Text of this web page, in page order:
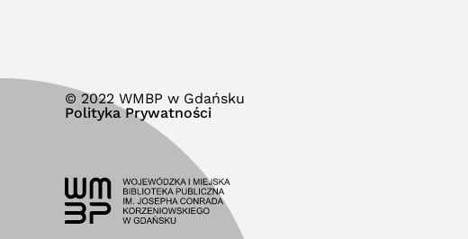
© 2022 WMBP w Gdańsku
Polityka Prywatności